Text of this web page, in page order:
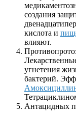
создания
кислота и
влияют.
угнетения
бактерий.
Антацидных